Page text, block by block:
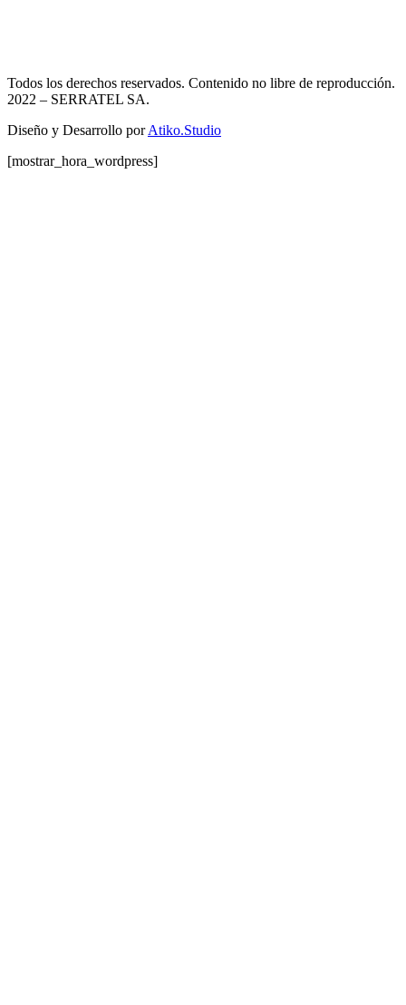
Todos los derechos reservados. Contenido no libre de reproducción.
2022 – SERRATEL SA.
Diseño y Desarrollo porAtiko.Studio
[mostrar_hora_wordpress]